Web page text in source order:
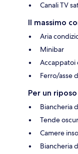
Canali TV
Il massimo
Aria
Minibar
Accappatoi
Ferro/asse
Per un
Biancheria
Tende
Camere
Biancheria